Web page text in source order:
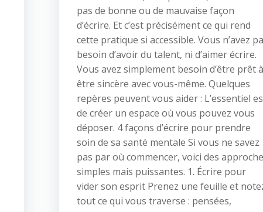
pas de bonne ou de mauvaise façon
d’écrire. Et c’est précisément ce qui rend
cette pratique si accessible. Vous n’avez
besoin d’avoir du talent, ni d’aimer écrire.
Vous avez simplement besoin d’être prêt à
être sincère avec vous-même. Quelques
repères peuvent vous aider : L’essentiel
de créer un espace où vous pouvez vous
déposer. 4 façons d’écrire pour prendre
soin de sa santé mentale Si vous ne savez
pas par où commencer, voici des
simples mais puissantes. 1. Écrire pour
vider son esprit Prenez une feuille et
tout ce qui vous traverse : pensées,